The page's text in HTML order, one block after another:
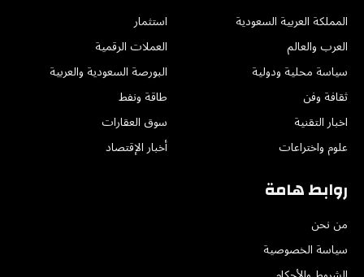
المملكة العربية السعودية
العرب والعالم
سياسة محلية ودولية
ثقافة وفن
اخبار التقنية
علوم واختراعات
استثمار
العملات الرقمية
البورصة السعودية والعربية
طاقة ونفط
سوق العقارات
أخبار الإقتصاد
روابط هامة
من نحن
سياسة الخصوصية